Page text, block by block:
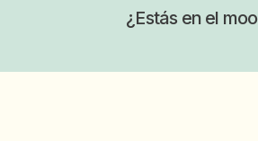
¿Estás en el